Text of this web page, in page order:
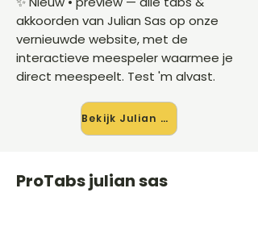
akkoorden van Julian Sas op onze
vernieuwde website, met de
interactieve meespeler waarmee je
direct meespeelt. Test 'm alvast.
Bekijk Julian Sas →
ProTabs julian sas